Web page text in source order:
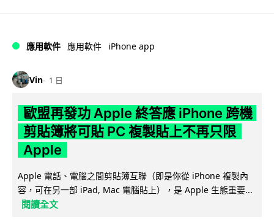
應用軟件 應用軟件 iPhone app
Vin 1 日
歐盟再發功 Apple 終答應 iPhone 跨機
剪貼簿將可貼 PC 複製貼上不再只限
Apple
Apple 電話、電腦之間剪貼簿互聯（即是你從 iPhone 複製內
容，可在另一部 iPad, Mac 電腦貼上），是 Apple 生態重要...
閱讀全文